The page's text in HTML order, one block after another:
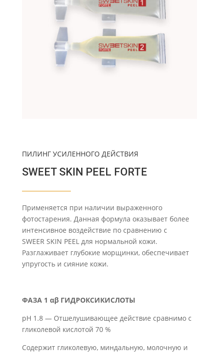
ПИЛИНГ УСИЛЕННОГО ДЕЙСТВИЯ
SWEET SKIN PEEL FORTE
Применяется при наличии выраженного
фотостарения. Данная формула оказывает более
интенсивное воздействие по сравнению с
SWEER SKIN PEEL для нормальной кожи.
Разглаживает глубокие морщинки, обеспечивает
упругость и сияние кожи.
ФАЗА 1 αβ ГИДРОКСИКИСЛОТЫ
pH 1.8 — Отшелушивающее действие сравнимо с
гликолевой кислотой 70 %
Содержит гликолевую, миндальную, молочную и